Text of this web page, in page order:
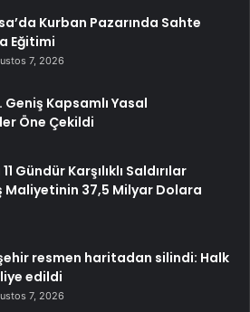
Kurban Pazarında Sahte
Eğitimi
7, 2026
Kapsamlı Yasal
Öne Çekildi
Gündür Karşılıklı Saldırılar
Maliyetinin 37,5 Milyar Dolara
resmen haritadan silindi: Halk
edildi
7, 2026